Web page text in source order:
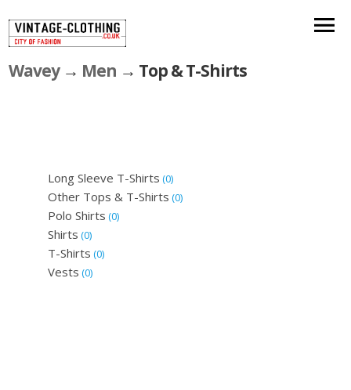
Wavey→ Men → Top & T-Shirts
Long Sleeve T-Shirts (0)
Other Tops & T-Shirts (0)
Polo Shirts (0)
Shirts (0)
T-Shirts (0)
Vests (0)